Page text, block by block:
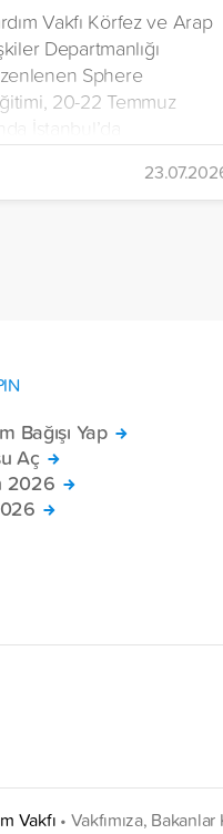
Vakfı Körfez ve Arap
Departmanlığı
Sphere
20-22 Temmuz
Bağışı Yap
Aç
2026
Vakfı • Vakfımıza,